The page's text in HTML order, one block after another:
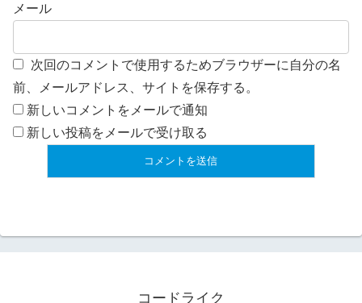
メール
次回のコメントで使用するためブラウザーに自分の名
前、メールアドレス、サイトを保存する。
新しいコメントをメールで通知
新しい投稿をメールで受け取る
コードライク